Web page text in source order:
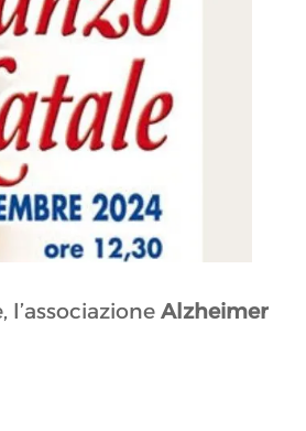
l’associazioneAlzheimer